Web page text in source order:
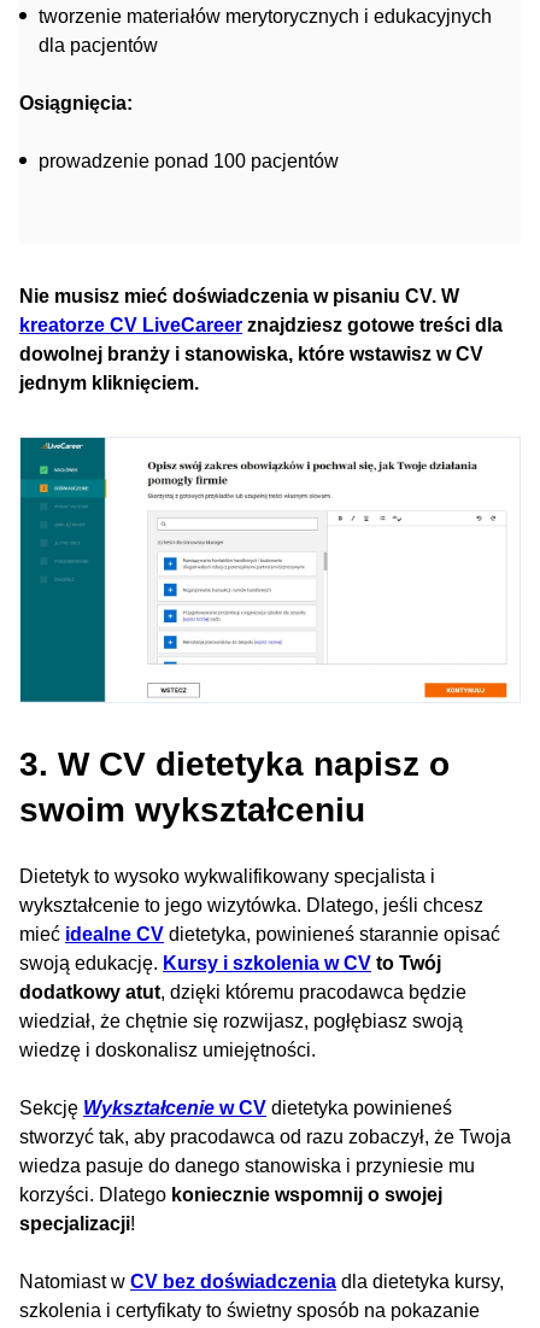
tworzenie materiałów merytorycznych i edukacyjnych
dla pacjentów
Osiągnięcia:
prowadzenie ponad 100 pacjentów
Nie musisz mieć doświadczenia w pisaniu CV. W
kreatorze CV LiveCareer znajdziesz gotowe treści dla
dowolnej branży i stanowiska, które wstawisz w CV
jednym kliknięciem.
3. W CV dietetyka napisz o
swoim wykształceniu
Dietetyk to wysoko wykwalifikowany specjalista i
wykształcenie to jego wizytówka. Dlatego, jeśli chcesz
mieć idealne CV dietetyka, powinieneś starannie opisać
swoją edukację. Kursy i szkolenia w CV to Twój
dodatkowy atut, dzięki któremu pracodawca będzie
wiedział, że chętnie się rozwijasz, pogłębiasz swoją
wiedzę i doskonalisz umiejętności.
Sekcję Wykształcenie w CV dietetyka powinieneś
stworzyć tak, aby pracodawca od razu zobaczył, że Twoja
wiedza pasuje do danego stanowiska i przyniesie mu
korzyści. Dlatego koniecznie wspomnij o swojej
specjalizacji!
Natomiast w CV bez doświadczenia dla dietetyka kursy,
szkolenia i certyfikaty to świetny sposób na pokazanie